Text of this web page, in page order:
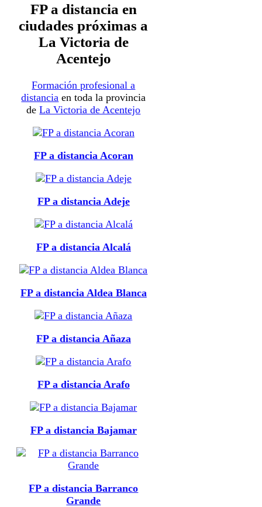
FP a distancia en
ciudades próximas a
La Victoria de
Acentejo
Formación profesional a
distancia en toda la provincia
deLa Victoria de Acentejo
FP a distancia Acoran
FP a distancia Adeje
FP a distancia Alcalá
FP a distancia Aldea Blanca
FP a distancia Añaza
FP a distancia Arafo
FP a distancia Bajamar
FP a distancia Barranco
Grande